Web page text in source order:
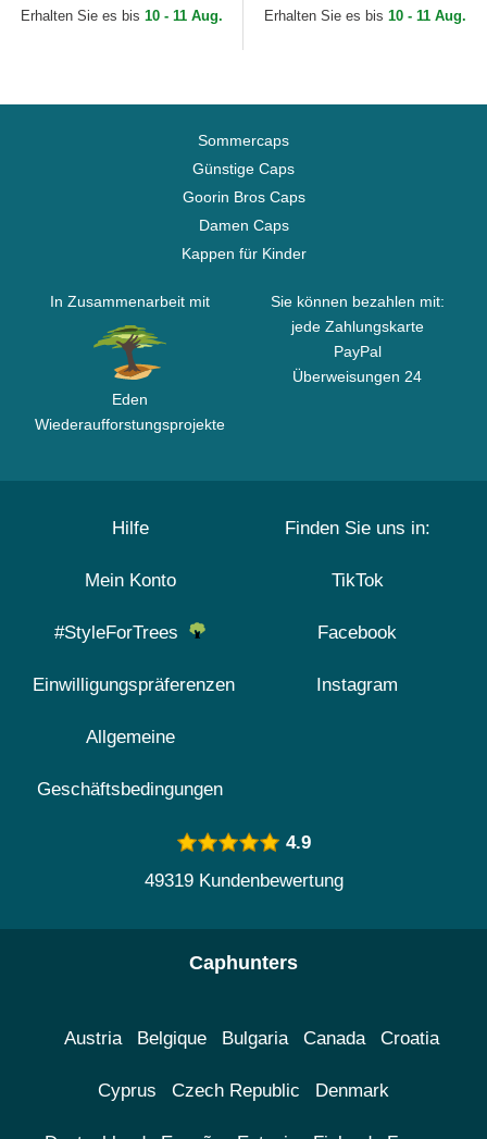
der New York Yankees...
Erhalten Sie es bis 10 - 11 Aug.
York Yankees MLB von New
Erhalten Sie es bis 10 - 11 Aug.
Sommercaps
Günstige Caps
Goorin Bros Caps
Damen Caps
Kappen für Kinder
In Zusammenarbeit mit
Eden
Wiederaufforstungsprojekte
Sie können bezahlen mit:
jede Zahlungskarte
PayPal
Überweisungen 24
Hilfe
Mein Konto
#StyleForTrees
Einwilligungspräferenzen
Allgemeine
Geschäftsbedingungen
Finden Sie uns in:
TikTok
Facebook
Instagram
4.9
49319 Kundenbewertung
Caphunters
Austria Belgique Bulgaria Canada Croatia
Cyprus Czech Republic Denmark